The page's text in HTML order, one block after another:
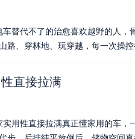
替代不了的治愈喜欢越野的人
路、穿林地、玩穿越，每一次操
直接拉满
用性直接拉满真正懂家用的车，